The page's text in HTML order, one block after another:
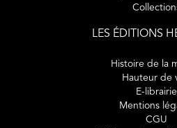
LES ÉDITIONS
Histoire de la
Hauteur de
E-librairie
Mentions
CGU